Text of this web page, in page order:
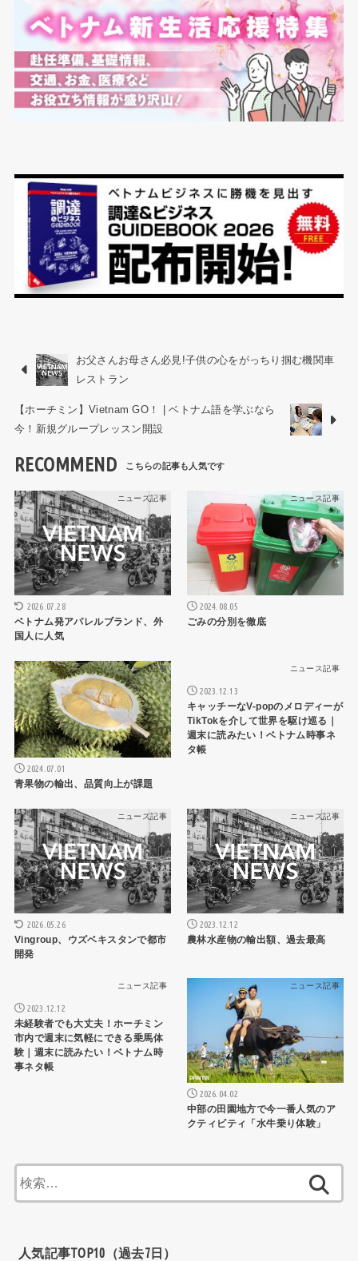
お父さんお母さん必見!子供の心をがっちり掴む機関車
レストラン
【ホーチミン】Vietnam GO！ | ベトナム語を学ぶなら
今！新規グループレッスン開設
RECOMMEND
ニュース記事
2026.07.28
ベトナム発アパレルブランド、外
国人に人気
ニュース記事
2024.08.05
ごみの分別を徹底
ニュース記事
2024.07.01
青果物の輸出、品質向上が課題
ニュース記事
2023.12.13
キャッチーなV-popのメロディーが
TikTokを介して世界を駆け巡る｜
週末に読みたい！ベトナム時事ネ
タ帳
ニュース記事
2026.05.26
Vingroup、ウズベキスタンで都市
開発
ニュース記事
2023.12.12
農林水産物の輸出額、過去最高
ニュース記事
2023.12.12
未経験者でも大丈夫！ホーチミン
市内で週末に気軽にできる乗馬体
験｜週末に読みたい！ベトナム時
事ネタ帳
ニュース記事
2026.04.02
中部の田園地方で今一番人気のア
クティビティ「水牛乗り体験」
索:
人気記事TOP10（過去7日）